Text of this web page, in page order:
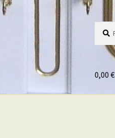
nach:
0,00 €